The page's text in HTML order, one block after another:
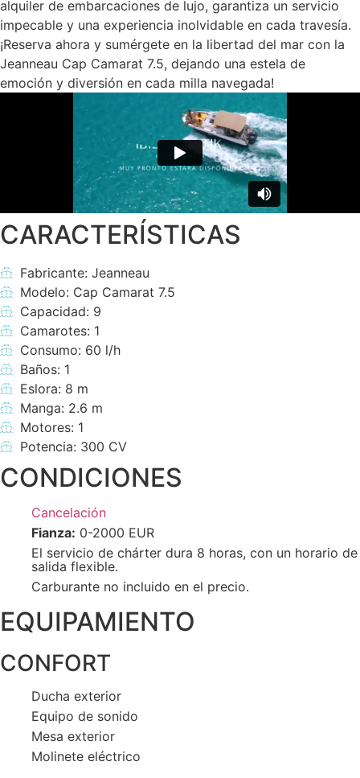
alquiler de embarcaciones de lujo, garantiza un servicio
impecable y una experiencia inolvidable en cada travesía.
¡Reserva ahora y sumérgete en la libertad del mar con la
Jeanneau Cap Camarat 7.5, dejando una estela de
emoción y diversión en cada milla navegada!
CARACTERÍSTICAS
Fabricante: Jeanneau
Modelo: Cap Camarat 7.5
Capacidad: 9
Camarotes: 1
Consumo: 60 l/h
Baños: 1
Eslora: 8 m
Manga: 2.6 m
Motores: 1
Potencia: 300 CV
CONDICIONES
Cancelación
Fianza: 0-2000 EUR
El servicio de chárter dura 8 horas, con un horario de
salida flexible.
Carburante no incluido en el precio.
EQUIPAMIENTO
CONFORT
Ducha exterior
Equipo de sonido
Mesa exterior
Molinete eléctrico